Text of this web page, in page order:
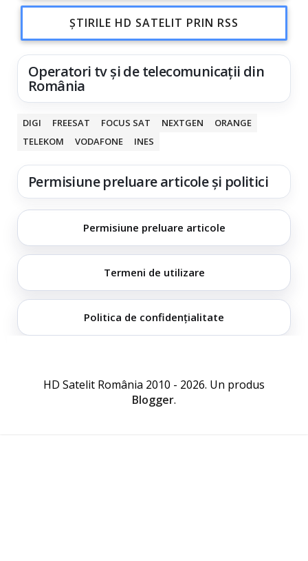
ȘTIRILE HD SATELIT PRIN RSS
Operatori tv și de telecomunicații din
România
DIGI FREESAT FOCUS SAT NEXTGEN
ORANGE
TELEKOM
VODAFONE INES
Permisiune preluare articole și politici
Permisiune preluare articole
Termeni de utilizare
Politica de confidențialitate
HD Satelit România 2010 - 2026. Un produs
Blogger.